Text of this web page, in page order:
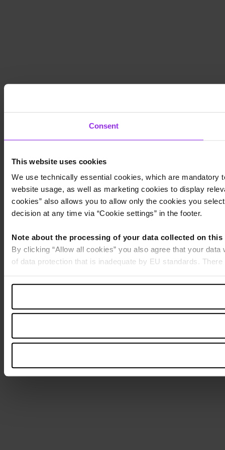
Consent
This website uses cookies
We use technically essential cookies, which are mandatory
website usage, as well as marketing cookies to display
cookies” also allows you to allow only the cookies you
decision at any time via “Cookie settings” in the footer.
Note about the processing of your data collected on this
By clicking “Allow all cookies” you also agree that your
of data protection that is inadequate by EU standards.